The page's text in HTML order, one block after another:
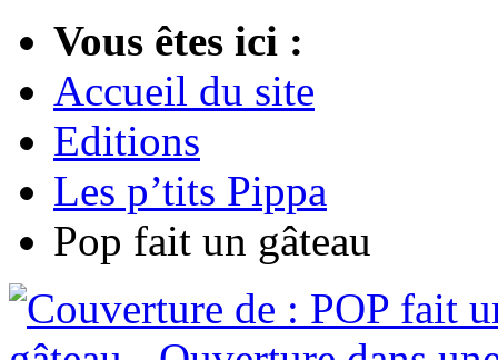
Vous êtes ici :
Accueil du site
Editions
Les p’tits Pippa
Pop fait un gâteau